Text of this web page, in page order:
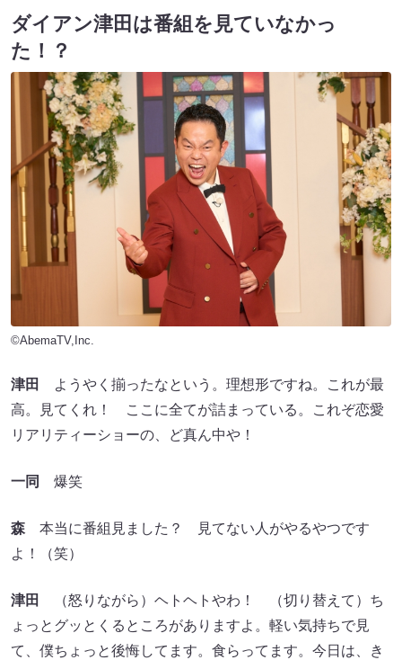
ダイアン津田は番組を見ていなかっ
た！？
©AbemaTV,Inc.
津田
ようやく揃ったなという。理想形ですね。これが最
高。見てくれ！ ここに全てが詰まっている。これぞ恋愛
リアリティーショーの、ど真ん中や！
一同 爆笑
森 本当に番組見ました？ 見てない人がやるやつです
よ！（笑）
津田
（怒りながら）ヘトヘトやわ！ （切り替えて）ち
ょっとグッとくるところがありますよ。軽い気持ちで見
て、僕ちょっと後悔してます。食らってます。今日は、き